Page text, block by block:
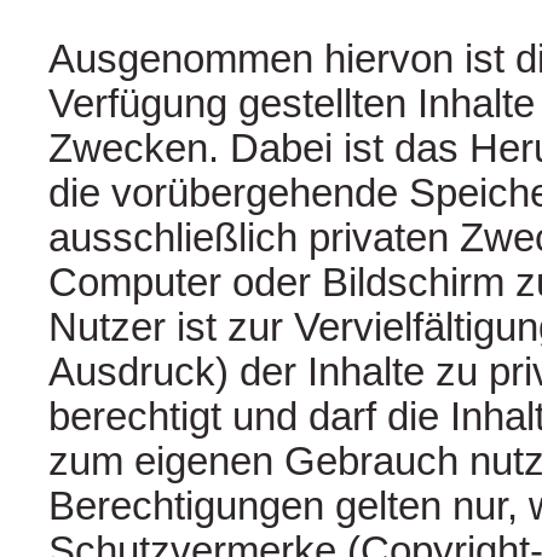
Ausgenommen hiervon ist
Verfügung gestellten
Zwecken. Dabei ist das
die vorübergehende
ausschließlich privaten
Computer oder Bildschirm
Nutzer ist zur
Ausdruck) der Inhalte zu
berechtigt und darf die
zum eigenen Gebrauch
Berechtigungen gelten nur,